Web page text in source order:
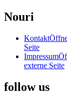
Nouri
Kontakt
Seite
Impressum
externe Seite
follow us